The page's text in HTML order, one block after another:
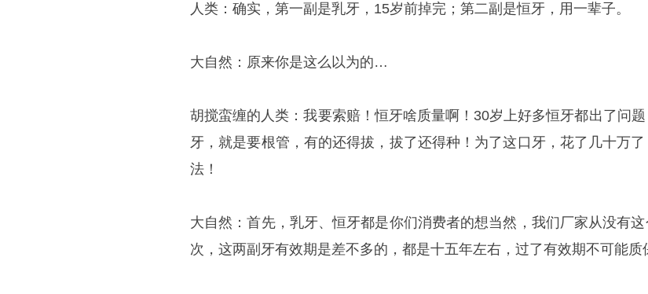
人类：确实，第一副是乳牙，15岁前掉完；第二副是恒牙，用一辈子。
大自然：原来你是这么以为的…
胡搅蛮缠的人类：我要索赔！恒牙啥质量啊！30岁上好多恒牙都出了问
牙，就是要根管，有的还得拔，拔了还得种！为了这口牙，花了几十万
法！
大自然：首先，乳牙、恒牙都是你们消费者的想当然，我们厂家从没有
次，这两副牙有效期是差不多的，都是十五年左右，过了有效期不可能质